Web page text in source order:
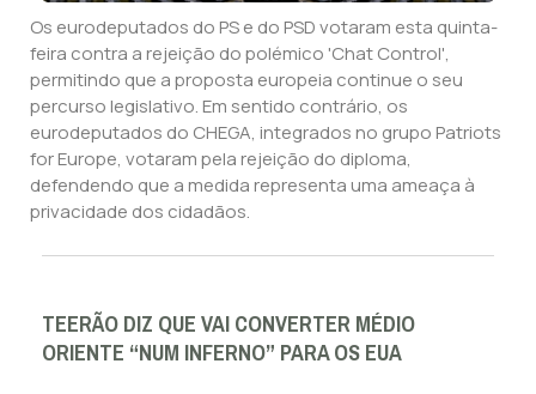
Os eurodeputados do PS e do PSD votaram esta quinta-
feira contra a rejeição do polémico 'Chat Control',
permitindo que a proposta europeia continue o seu
percurso legislativo. Em sentido contrário, os
eurodeputados do CHEGA, integrados no grupo Patriots
for Europe, votaram pela rejeição do diploma,
defendendo que a medida representa uma ameaça à
privacidade dos cidadãos.
TEERÃO DIZ QUE VAI CONVERTER MÉDIO
ORIENTE “NUM INFERNO” PARA OS EUA